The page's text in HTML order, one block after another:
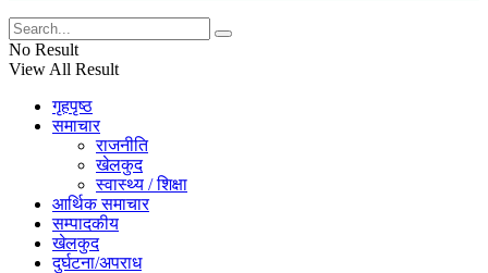
No Result
View All Result
गृहपृष्ठ
समाचार
राजनीति
खेलकुद
स्वास्थ्य / शिक्षा
आर्थिक समाचार
सम्पादकीय
खेलकुद
दुर्घटना/अपराध